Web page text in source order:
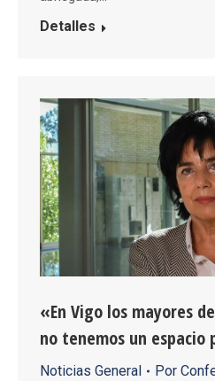
Detalles
«En Vigo los mayores
no tenemos un espacio
Noticias General Por